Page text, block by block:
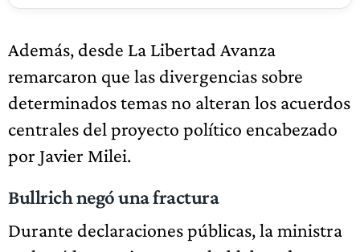
Además, desde La Libertad Avanza
remarcaron que las divergencias sobre
determinados temas no alteran los acuerdos
centrales del proyecto político encabezado
por Javier Milei.
Bullrich negó una fractura
Durante declaraciones públicas, la ministra